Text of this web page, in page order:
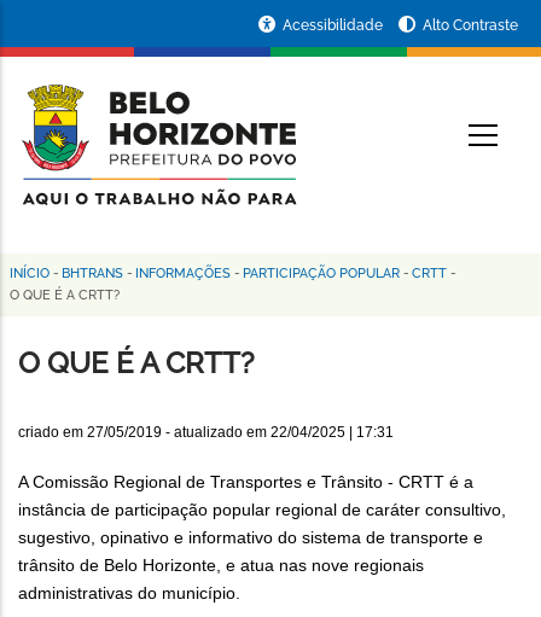
conteúdo
principal
da
Prefeitura
de
Horizonte
Acessibilidade Alto Contraste
Trilha
navegação
INÍCIO - BHTRANS - INFORMAÇÕES - PARTICIPAÇÃO POPULAR - CRTT -
O QUE É A CRTT?
O QUE É A CRTT?
criado em 27/05/2019 - atualizado em 22/04/2025 | 17:31
A Comissão Regional de Transportes e Trânsito - CRTT é a
instância de participação popular regional de caráter consultivo,
sugestivo, opinativo e informativo do sistema de transporte e
trânsito de Belo Horizonte, e atua nas nove regionais
administrativas do município.